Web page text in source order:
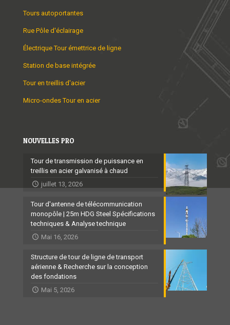
Tours autoportantes
Rue Pôle d'éclairage
Électrique Tour émettrice de ligne
Station de base intégrée
Tour en treillis d'acier
Micro-ondes Tour en acier
NOUVELLES PRO
Tour de transmission de puissance en
treillis en acier galvanisé à chaud
juillet 13, 2026
Tour d'antenne de télécommunication
monopôle | 25m HDG Steel Spécifications
techniques & Analyse technique
Mai 16, 2026
Structure de tour de ligne de transport
aérienne & Recherche sur la conception
des fondations
Mai 5, 2026